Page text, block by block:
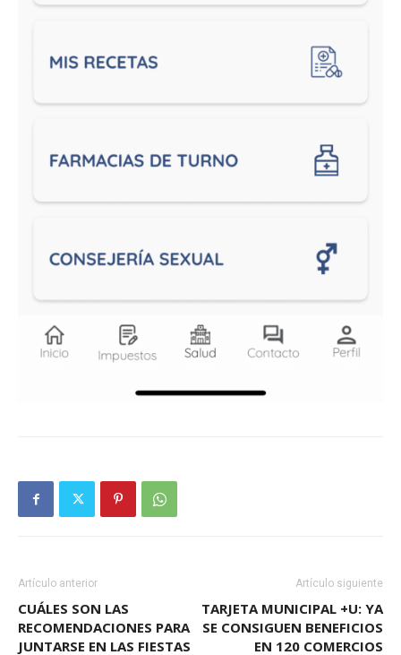
Artículo anterior
CUÁLES SON LAS
RECOMENDACIONES PARA
JUNTARSE EN LAS FIESTAS
Artículo siguiente
TARJETA MUNICIPAL +U: YA
SE CONSIGUEN BENEFICIOS
EN 120 COMERCIOS